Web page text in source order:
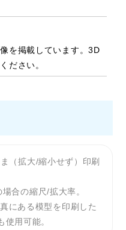
を掲載しています。3D
ださい。
（拡大/縮小せず）印刷
合の縮尺/拡大率。
にある模型を印刷した
使用可能。